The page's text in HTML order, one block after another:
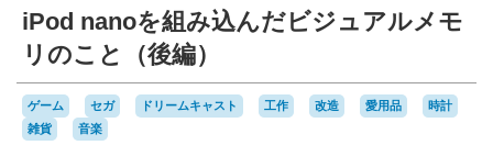
iPod nanoを組み込んだビジュアルメモ
リのこと（後編）
ゲーム セガ ドリームキャスト 工作 改造 愛用品
時計
雑貨
音楽